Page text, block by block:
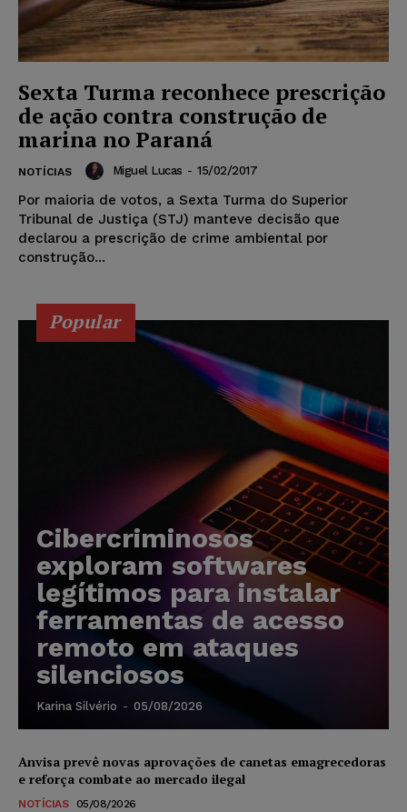
Sexta Turma reconhece prescrição
de ação contra construção de
marina no Paraná
NOTÍCIAS Miguel Lucas - 15/02/2017
Por maioria de votos, a Sexta Turma do Superior
Tribunal de Justiça (STJ) manteve decisão que
declarou a prescrição de crime ambiental por
construção...
Popular
Cibercriminosos
exploram softwares
legítimos para instalar
ferramentas de acesso
remoto em ataques
silenciosos
Karina Silvério - 05/08/2026
Anvisa prevê novas aprovações de canetas emagrecedoras
e reforça combate ao mercado ilegal
NOTÍCIAS 05/08/2026